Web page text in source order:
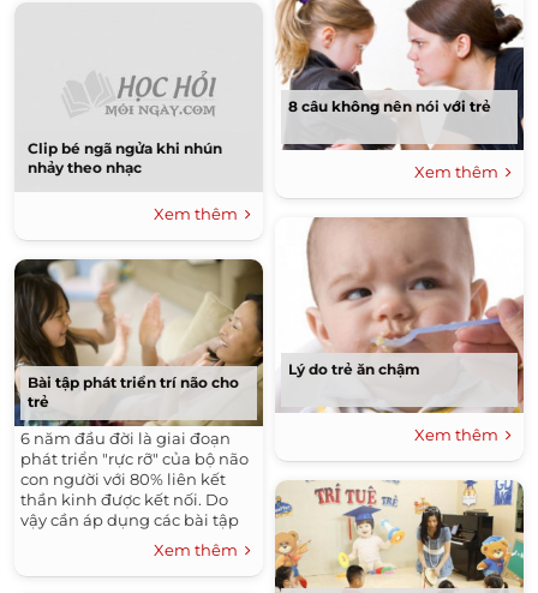
Clip bé ngã ngửa khi nhún
nhảy theo nhạc
Xem thêm
Bài tập phát triển trí não cho
trẻ
6 năm đầu đời là giai đoạn
phát triển "rực rỡ" của bộ não
con người với 80% liên kết
thần kinh được kết nối. Do
vậy cần áp dụng các bài tập
vận động và cung cấp đủ
năng lượng cho não trẻ ở thời
kỳ này.
Xem thêm
8 câu không nên nói với trẻ
Xem thêm
Lý do trẻ ăn chậm
Xem thêm